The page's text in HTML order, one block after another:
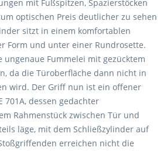
mit Fußspitzen, Spazierstöcken
optischen Preis deutlicher zu sehen
sitzt in einem komfortablen
Form und unter einer Rundrosette.
ungenaue Fummelei mit gezücktem
da die Türoberfläche dann nicht in
wird. Der Griff nun ist ein offener
701A, dessen gedachter
Rahmenstück zwischen Tür und
läge, mit dem Schließzylinder auf
erreichen nicht die